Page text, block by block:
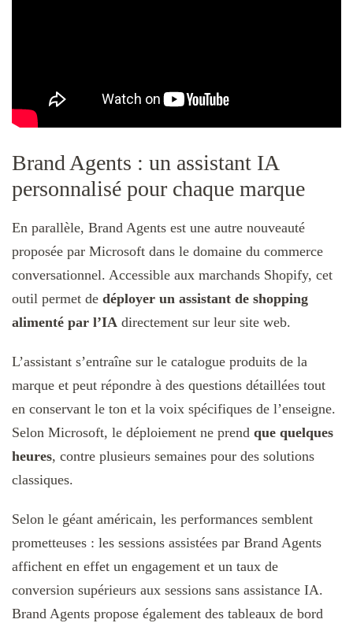
Brand Agents : un assistant IA
personnalisé pour chaque marque
En parallèle, Brand Agents est une autre nouveauté
proposée par Microsoft dans le domaine du commerce
conversationnel. Accessible aux marchands Shopify, cet
outil permet de déployer un assistant de shopping
alimenté par l’IA directement sur leur site web.
L’assistant s’entraîne sur le catalogue produits de la
marque et peut répondre à des questions détaillées tout
en conservant le ton et la voix spécifiques de l’enseigne.
Selon Microsoft, le déploiement ne prend que quelques
heures, contre plusieurs semaines pour des solutions
classiques.
Selon le géant américain, les performances semblent
prometteuses : les sessions assistées par Brand Agents
affichent en effet un engagement et un taux de
conversion supérieurs aux sessions sans assistance IA.
Brand Agents propose également des tableaux de bord